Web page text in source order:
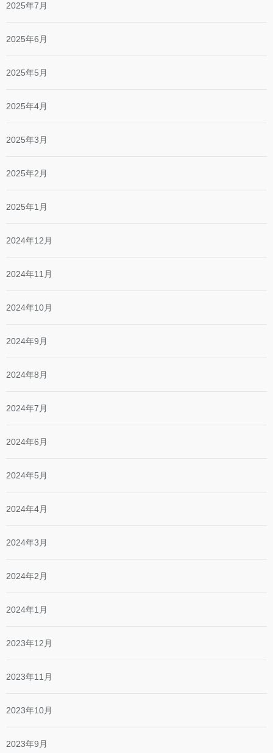
2025年7月
2025年6月
2025年5月
2025年4月
2025年3月
2025年2月
2025年1月
2024年12月
2024年11月
2024年10月
2024年9月
2024年8月
2024年7月
2024年6月
2024年5月
2024年4月
2024年3月
2024年2月
2024年1月
2023年12月
2023年11月
2023年10月
2023年9月